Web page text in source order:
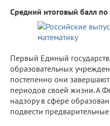
Средний итоговый балл по
Первый Единый
образовательных
постепенно они
периодов своей жизни. А
надзору в сфере
подвести предварительные